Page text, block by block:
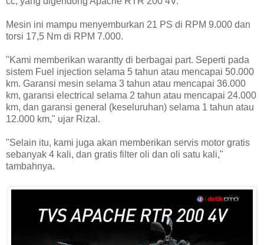
Mesin ini mampu menyemburkan 21 PS di RPM 9.000 dan
torsi 17,5 Nm di RPM 7.000.
"Kami memberikan warantty di berbagai part. Seperti pada
sistem Fuel injection selama 5 tahun atau mencapai 50.000
km. Garansi mesin selama 3 tahun atau mencapai 36.000
km, garansi electrical selama 2 tahun atau mencapai 24.000
km, dan garansi general (keseluruhan) selama 1 tahun atau
12.000 km," ujar Rizal.
"Selain itu, kami juga akan memberikan servis motor gratis
sebanyak 4 kali, dan gratis filter oli dan oli satu kali,"
tambahnya.